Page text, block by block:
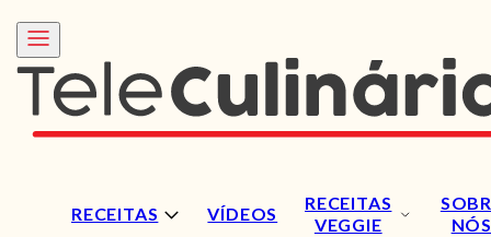
RECEITAS VÍDEOS
RECEITAS
VEGGIE
NÓS